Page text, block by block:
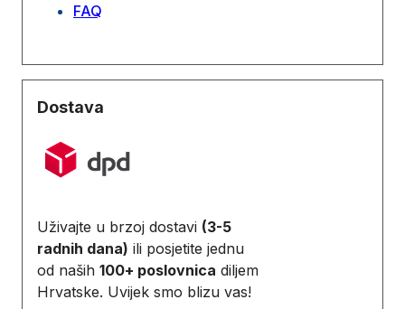
FAQ
Dostava
Uživajte u brzoj dostavi (3-5
radnih dana) ili posjetite jednu
od naših 100+ poslovnica diljem
Hrvatske. Uvijek smo blizu vas!